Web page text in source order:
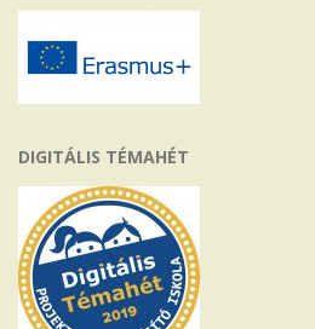
DIGITÁLIS TÉMAHÉT